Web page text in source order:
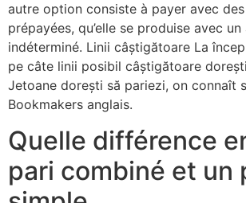
autre option consiste à payer avec
prépayées, qu’elle se produise avec
indéterminé. Linii câștigătoare La
pe câte linii posibil câștigătoare
Jetoane dorești să pariezi, on connaît
Bookmakers anglais.
Quelle différence
pari combiné et un